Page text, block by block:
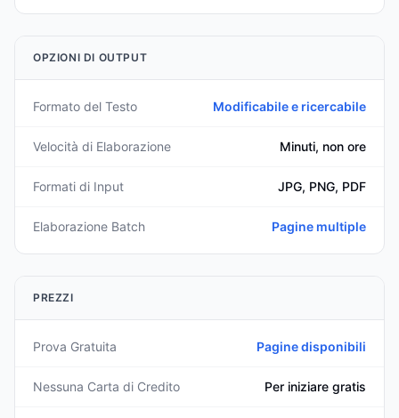
OPZIONI DI OUTPUT
Formato del Testo Modificabile e ricercabile
Velocità di Elaborazione Minuti, non ore
Formati di Input JPG, PNG, PDF
Elaborazione Batch Pagine multiple
PREZZI
Prova Gratuita Pagine disponibili
Nessuna Carta di Credito Per iniziare gratis